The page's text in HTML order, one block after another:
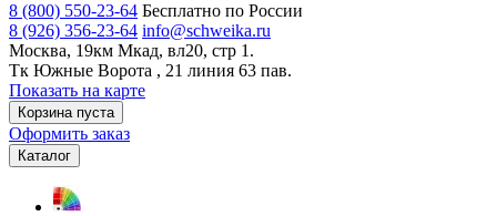
8 (800) 550-23-64 Бесплатно по России
8 (926) 356-23-64 info@schweika.ru
Москва, 19км Мкад, вл20, стр 1.
Тк Южные Ворота , 21 линия 63 пав.
Показать на карте
Корзина пуста
Оформить заказ
Каталог